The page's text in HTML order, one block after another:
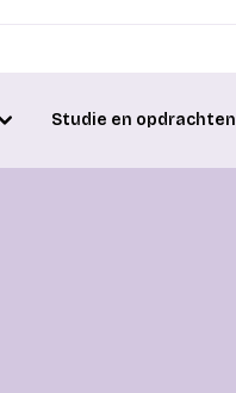
Studie en opdrachten